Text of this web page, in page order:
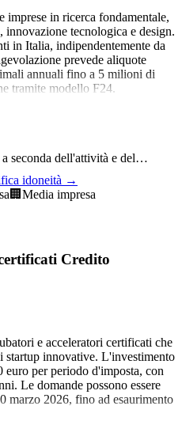
imprese in ricerca fondamentale,
tecnologica e design.
in Italia, indipendentemente da
prevede aliquote
annuali fino a 5 milioni di
tramite modello F24.
seconda dell'attività e del…
idoneità →
🏢 Media impresa
Credito
e acceleratori certificati che
startup innovative. L'investimento
euro per periodo d'imposta, con
Le domande possono essere
marzo 2026, fino ad esaurimento